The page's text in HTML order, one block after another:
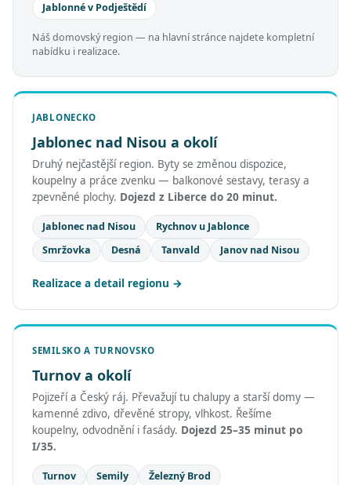
Jablonné v Podještědí
Náš domovský region — na hlavní stránce najdete kompletní
nabídku i realizace.
JABLONECKO
Jablonec nad Nisou a okolí
Druhý nejčastější region. Byty se změnou dispozice,
koupelny a práce zvenku — balkonové sestavy, terasy a
zpevněné plochy. Dojezd z Liberce do 20 minut.
Jablonec nad Nisou
Rychnov u Jablonce
Smržovka
Desná Tanvald Janov nad Nisou
Realizace a detail regionu
SEMILSKO A TURNOVSKO
Turnov a okolí
Pojizeří a Český ráj. Převažují tu chalupy a starší domy —
kamenné zdivo, dřevěné stropy, vlhkost. Řešíme
koupelny, odvodnění i fasády. Dojezd 25–35 minut po
I/35.
Turnov Semily
Železný Brod